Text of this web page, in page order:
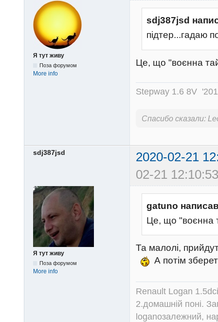
Я тут живу
Поза форумом
More info
sdj387jsd
підтер...гадаю
Це, що "воєнна
Stepway 1.6 8V
Спасибо сказали:
sdj387jsd
2020-02-21
02-21
Я тут живу
Поза форумом
More info
gatuno
Це, що "воєнна
Та малолі,
А потім
Renault Logan
2.домашній поні.
loganозалежний,